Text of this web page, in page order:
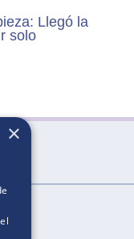
Llegó la
solo
×